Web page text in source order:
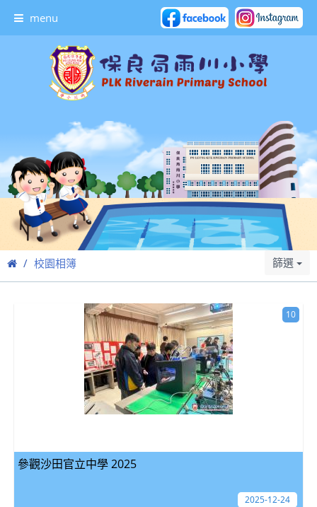
menu
校園相簿 篩選
參觀沙田官立中學 2025
10
2025-12-24